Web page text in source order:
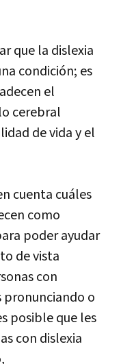
que la dislexia
condición; es
el
cerebral
de vida y el
cuenta cuáles
como
poder ayudar
de vista
con
o
posible que les
con dislexia